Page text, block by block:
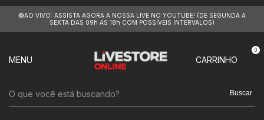
🔴AO VIVO: ASSISTA AGORA A NOSSA LIVE NO YOUTUBE! (DE SEGUNDA A
SEXTA DAS 09h AS 18h COM POSSÍVEIS INTERVALOS)
MENU CARRINHO
0
Buscar